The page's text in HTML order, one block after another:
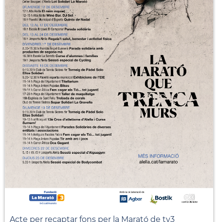
Acte per recaptar fons per la Marató de tv3